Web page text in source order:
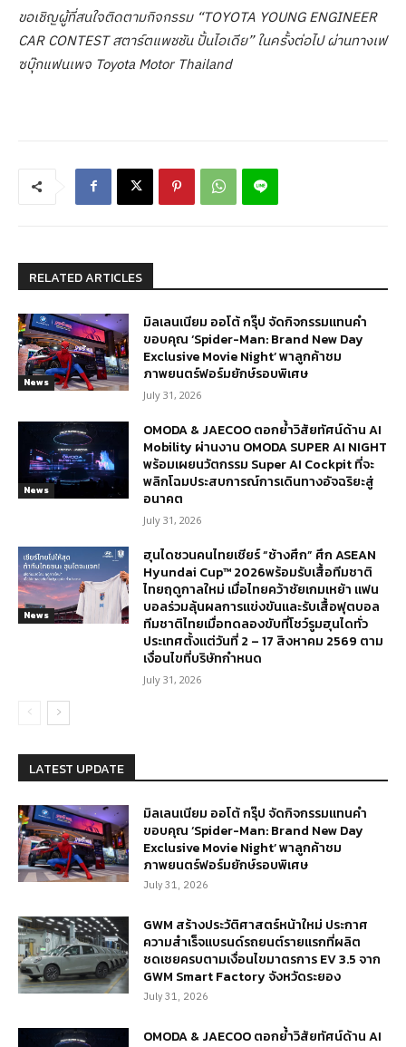
ขอเชิญผู้ที่สนใจติดตามกิจกรรม“TOYOTA YOUNG ENGINEER
CAR CONTEST สตาร์ตแพชชัน ปั้นไอเดีย” ในครั้งต่อไป ผ่านทางเฟ
ซบุ๊กแฟนเพจ Toyota Motor Thailand
RELATED ARTICLES
News
มิลเลนเนียม ออโต้ กรุ๊ป จัดกิจกรรมแทนคำ
ขอบคุณ ‘Spider-Man: Brand New Day
Exclusive Movie Night’ พาลูกค้าชม
ภาพยนตร์ฟอร์มยักษ์รอบพิเศษ
July 31, 2026
News
OMODA & JAECOO ตอกย้ำวิสัยทัศน์ด้าน AI
Mobility ผ่านงาน OMODA SUPER AI NIGHT
พร้อมเผยนวัตกรรม Super AI Cockpit ที่จะ
พลิกโฉมประสบการณ์การเดินทางอัจฉริยะสู่
อนาคต
July 31, 2026
News
ฮุนไดชวนคนไทยเชียร์ “ช้างศึก” ศึก ASEAN
Hyundai Cup™ 2026พร้อมรับเสื้อทีมชาติ
ไทยฤดูกาลใหม่ เมื่อไทยคว้าชัยเกมเหย้า แฟน
บอลร่วมลุ้นผลการแข่งขันและรับเสื้อฟุตบอล
ทีมชาติไทยเมื่อทดลองขับที่โชว์รูมฮุนไดทั่ว
ประเทศตั้งแต่วันที่ 2 – 17 สิงหาคม 2569 ตาม
เงื่อนไขที่บริษัทกำหนด
July 31, 2026
LATEST UPDATE
มิลเลนเนียม ออโต้ กรุ๊ป จัดกิจกรรมแทนคำ
ขอบคุณ ‘Spider-Man: Brand New Day
Exclusive Movie Night’ พาลูกค้าชม
ภาพยนตร์ฟอร์มยักษ์รอบพิเศษ
July 31, 2026
GWM สร้างประวัติศาสตร์หน้าใหม่ ประกาศ
ความสำเร็จแบรนด์รถยนต์รายแรกที่ผลิต
ชดเชยครบตามเงื่อนไขมาตรการ EV 3.5 จาก
GWM Smart Factory จังหวัดระยอง
July 31, 2026
OMODA & JAECOO ตอกย้ำวิสัยทัศน์ด้าน AI